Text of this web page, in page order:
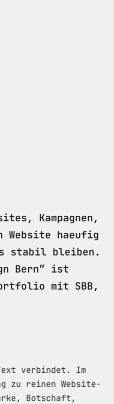
Kampagnen,
Website haeufig
stabil bleiben.
Bern” ist
mit SBB,
verbindet. Im
zu reinen Website-
Botschaft,